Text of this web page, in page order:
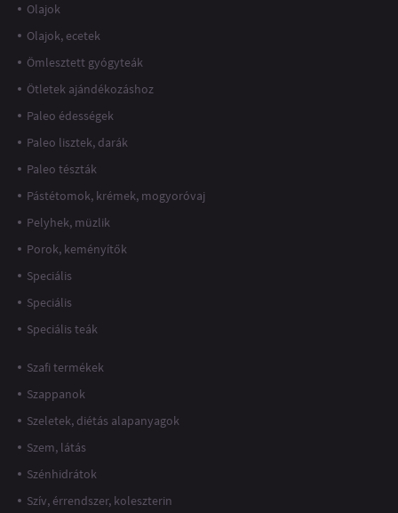
Olajok
Olajok, ecetek
Ömlesztett gyógyteák
Ötletek ajándékozáshoz
Paleo édességek
Paleo lisztek, darák
Paleo tészták
Pástétomok, krémek, mogyoróvaj
Pelyhek, müzlik
Porok, keményítők
Speciális
Speciális
Speciális teák
Szafi termékek
Szappanok
Szeletek, diétás alapanyagok
Szem, látás
Szénhidrátok
Szív, érrendszer, koleszterin